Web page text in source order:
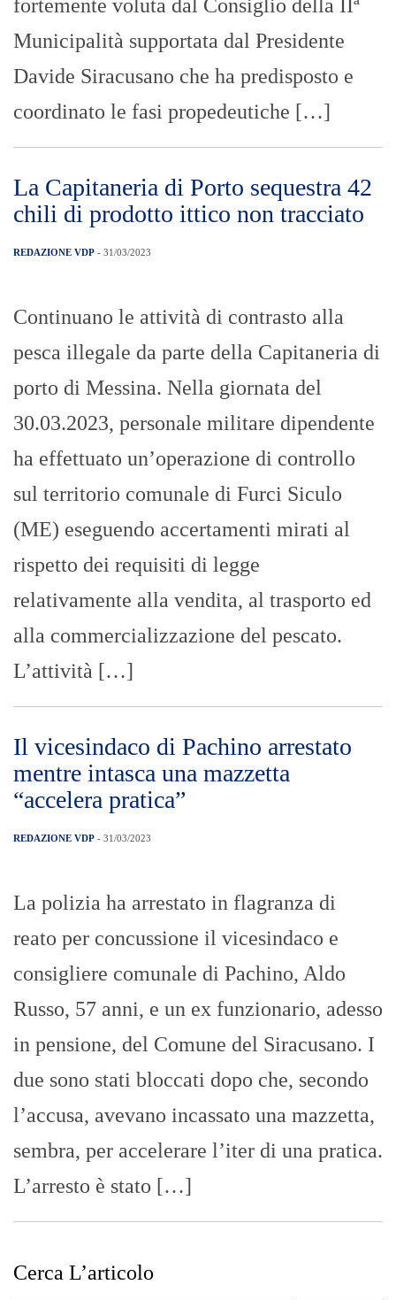
fortemente voluta dal Consiglio della IIª
Municipalità supportata dal Presidente
Davide Siracusano che ha predisposto e
coordinato le fasi propedeutiche […]
La Capitaneria di Porto sequestra 42
chili di prodotto ittico non tracciato
REDAZIONE VDP - 31/03/2023
Continuano le attività di contrasto alla
pesca illegale da parte della Capitaneria di
porto di Messina. Nella giornata del
30.03.2023, personale militare dipendente
ha effettuato un’operazione di controllo
sul territorio comunale di Furci Siculo
(ME) eseguendo accertamenti mirati al
rispetto dei requisiti di legge
relativamente alla vendita, al trasporto ed
alla commercializzazione del pescato.
L’attività […]
Il vicesindaco di Pachino arrestato
mentre intasca una mazzetta
“accelera pratica”
REDAZIONE VDP - 31/03/2023
La polizia ha arrestato in flagranza di
reato per concussione il vicesindaco e
consigliere comunale di Pachino, Aldo
Russo, 57 anni, e un ex funzionario, adesso
in pensione, del Comune del Siracusano. I
due sono stati bloccati dopo che, secondo
l’accusa, avevano incassato una mazzetta,
sembra, per accelerare l’iter di una pratica.
L’arresto è stato […]
Cerca L’articolo